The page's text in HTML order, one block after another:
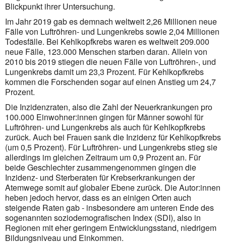
Blickpunkt ihrer Untersuchung.
Im Jahr 2019 gab es demnach weltweit 2,26 Millionen neue
Fälle von Luftröhren- und Lungenkrebs sowie 2,04 Millionen
Todesfälle. Bei Kehlkopfkrebs waren es weltweit 209.000
neue Fälle, 123.000 Menschen starben daran. Allein von
2010 bis 2019 stiegen die neuen Fälle von Luftröhren-, und
Lungenkrebs damit um 23,3 Prozent. Für Kehlkopfkrebs
kommen die Forschenden sogar auf einen Anstieg um 24,7
Prozent.
Die Inzidenzraten, also die Zahl der Neuerkrankungen pro
100.000 Einwohner:innen gingen für Männer sowohl für
Luftröhren- und Lungenkrebs als auch für Kehlkopfkrebs
zurück. Auch bei Frauen sank die Inzidenz für Kehlkopfkrebs
(um 0,5 Prozent). Für Luftröhren- und Lungenkrebs stieg sie
allerdings im gleichen Zeitraum um 0,9 Prozent an. Für
beide Geschlechter zusammengenommen gingen die
Inzidenz- und Sterberaten für Krebserkrankungen der
Atemwege somit auf globaler Ebene zurück. Die Autor:innen
heben jedoch hervor, dass es an einigen Orten auch
steigende Raten gab - insbesondere am unteren Ende des
sogenannten soziodemografischen Index (SDI), also in
Regionen mit eher geringem Entwicklungsstand, niedrigem
Bildungsniveau und Einkommen.